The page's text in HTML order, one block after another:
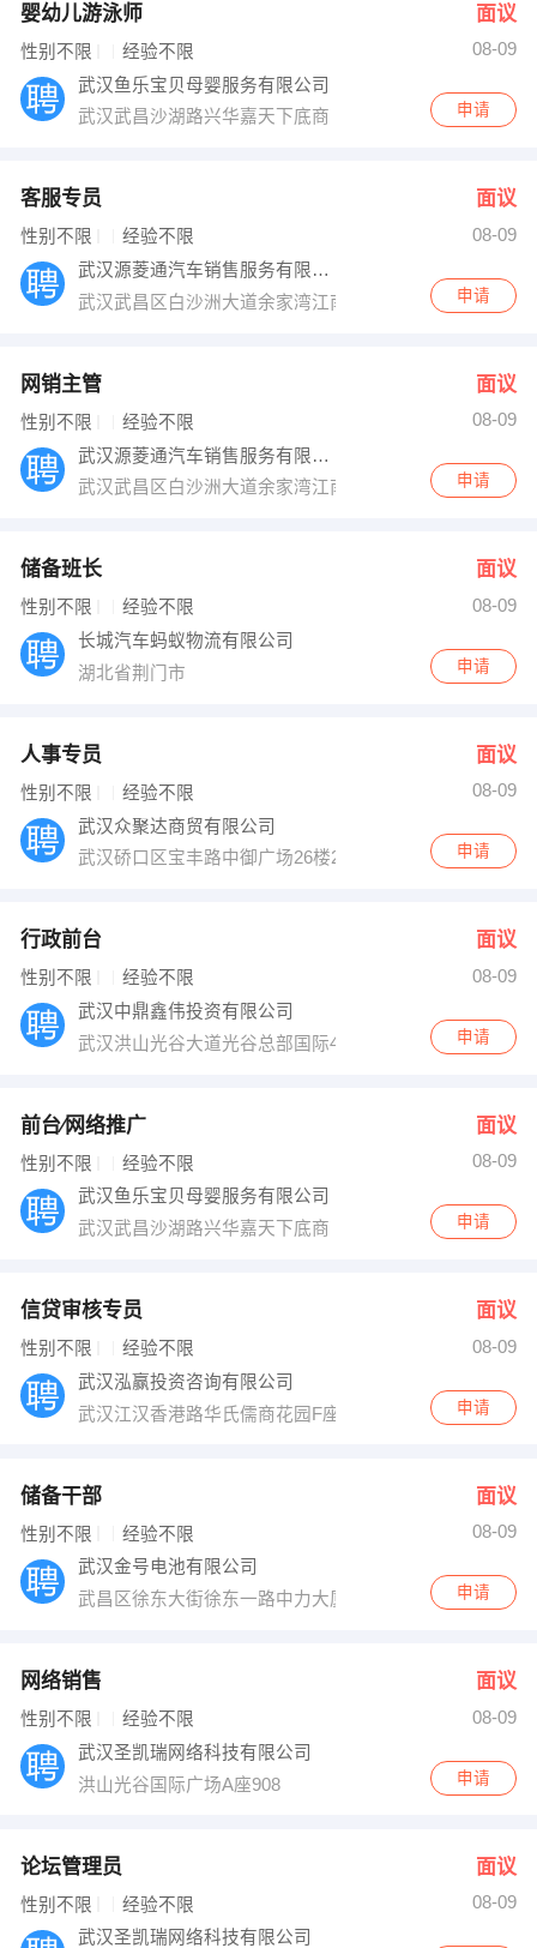
婴幼儿游泳师 面议
性别不限 经验不限
08-09
武汉鱼乐宝贝母婴服务有限公司
武汉武昌沙湖路兴华嘉天下底商
申请
客服专员 面议
性别不限 经验不限
08-09
武汉源菱通汽车销售服务有限公司
武汉武昌区白沙洲大道余家湾江南汽车城北汽幻速
申请
网销主管 面议
性别不限 经验不限
08-09
武汉源菱通汽车销售服务有限公司
武汉武昌区白沙洲大道余家湾江南汽车城北汽幻速
申请
储备班长 面议
性别不限 经验不限
08-09
长城汽车蚂蚁物流有限公司
湖北省荆门市
申请
人事专员 面议
性别不限 经验不限
08-09
武汉众聚达商贸有限公司
武汉硚口区宝丰路中御广场26楼2609室维也纳国际大酒
申请
行政前台 面议
性别不限 经验不限
08-09
武汉中鼎鑫伟投资有限公司
武汉洪山光谷大道光谷总部国际4栋908
申请
前台∕网络推广 面议
性别不限 经验不限
08-09
武汉鱼乐宝贝母婴服务有限公司
武汉武昌沙湖路兴华嘉天下底商
申请
信贷审核专员 面议
性别不限 经验不限
08-09
武汉泓赢投资咨询有限公司
武汉江汉香港路华氏儒商花园F座1504室
申请
储备干部 面议
性别不限 经验不限
08-09
武汉金号电池有限公司
武昌区徐东大街徐东一路中力大厦1603号
申请
网络销售 面议
性别不限 经验不限
08-09
武汉圣凯瑞网络科技有限公司
洪山光谷国际广场A座908
申请
论坛管理员 面议
性别不限 经验不限
08-09
武汉圣凯瑞网络科技有限公司